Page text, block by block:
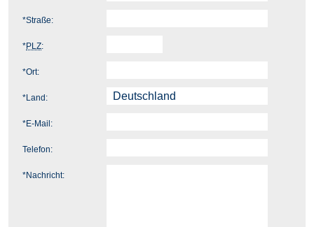
*Straße:
*PLZ:
*Ort:
*Land:
*E-Mail:
Telefon:
*Nachricht: